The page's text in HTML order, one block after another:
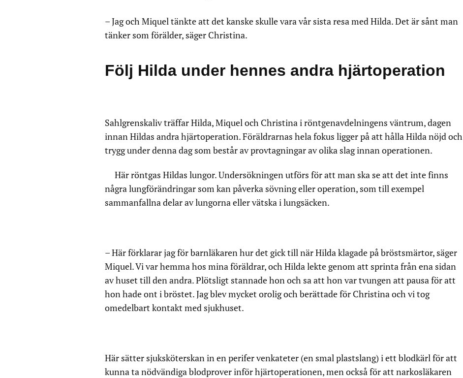
– Jag och Miquel tänkte att det kanske skulle vara vår sista resa med Hilda. Det är sånt man
tänker som förälder, säger Christina.
Följ Hilda under hennes andra hjärtoperation
Sahlgrenskaliv träffar Hilda, Miquel och Christina i röntgenavdelningens väntrum, dagen
innan Hildas andra hjärtoperation. Föräldrarnas hela fokus ligger på att hålla Hilda nöjd och
trygg under denna dag som består av provtagningar av olika slag innan operationen.
Här röntgas Hildas lungor. Undersökningen utförs för att man ska se att det inte finns
några lungförändringar som kan påverka sövning eller operation, som till exempel
sammanfallna delar av lungorna eller vätska i lungsäcken.
– Här förklarar jag för barnläkaren hur det gick till när Hilda klagade på bröstsmärtor, säger
Miquel. Vi var hemma hos mina föräldrar, och Hilda lekte genom att sprinta från ena sidan
av huset till den andra. Plötsligt stannade hon och sa att hon var tvungen att pausa för att
hon hade ont i bröstet. Jag blev mycket orolig och berättade för Christina och vi tog
omedelbart kontakt med sjukhuset.
Här sätter sjuksköterskan in en perifer venkateter (en smal plastslang) i ett blodkärl för att
kunna ta nödvändiga blodprover inför hjärtoperationen, men också för att narkosläkaren